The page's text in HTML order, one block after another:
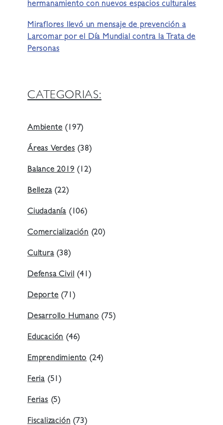
hermanamiento con nuevos espacios culturales
Miraflores llevó un mensaje de prevención a
Larcomar por el Día Mundial contra la Trata de
Personas
CATEGORIAS:
Ambiente(197)
Áreas Verdes(38)
Balance 2019(12)
Belleza(22)
Ciudadanía (106)
Comercialización(20)
Cultura(38)
Defensa Civil(41)
Deporte(71)
Desarrollo Humano(75)
Educación(46)
Emprendimiento(24)
Feria (51)
Ferias(5)
Fiscalización(73)